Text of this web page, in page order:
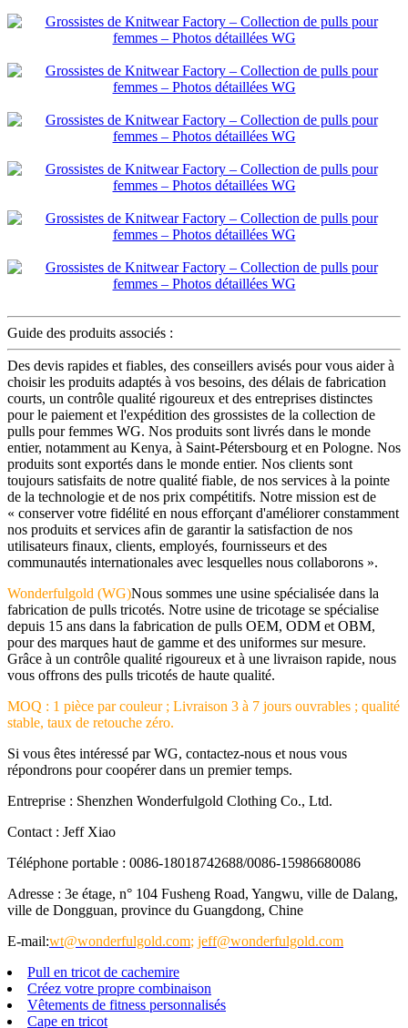
Guide des produits associés :
Des devis rapides et fiables, des conseillers avisés pour vous aider à
choisir les produits adaptés à vos besoins, des délais de fabrication
courts, un contrôle qualité rigoureux et des entreprises distinctes
pour le paiement et l'expédition des grossistes de la collection de
pulls pour femmes WG. Nos produits sont livrés dans le monde
entier, notamment au Kenya, à Saint-Pétersbourg et en Pologne. Nos
produits sont exportés dans le monde entier. Nos clients sont
toujours satisfaits de notre qualité fiable, de nos services à la pointe
de la technologie et de nos prix compétitifs. Notre mission est de
« conserver votre fidélité en nous efforçant d'améliorer constamment
nos produits et services afin de garantir la satisfaction de nos
utilisateurs finaux, clients, employés, fournisseurs et des
communautés internationales avec lesquelles nous collaborons ».
Wonderfulgold (WG)Nous sommes une usine spécialisée dans la
fabrication de pulls tricotés. Notre usine de tricotage se spécialise
depuis 15 ans dans la fabrication de pulls OEM, ODM et OBM,
pour des marques haut de gamme et des uniformes sur mesure.
Grâce à un contrôle qualité rigoureux et à une livraison rapide, nous
vous offrons des pulls tricotés de haute qualité.
MOQ : 1 pièce par couleur ; Livraison 3 à 7 jours ouvrables ; qualité
stable, taux de retouche zéro.
Si vous êtes intéressé par WG, contactez-nous et nous vous
répondrons pour coopérer dans un premier temps.
Entreprise : Shenzhen Wonderfulgold Clothing Co., Ltd.
Contact : Jeff Xiao
Téléphone portable : 0086-18018742688/0086-15986680086
Adresse : 3e étage, n° 104 Fusheng Road, Yangwu, ville de Dalang,
ville de Dongguan, province du Guangdong, Chine
E-mail:wt@wonderfulgold.com; jeff@wonderfulgold.com
Pull en tricot de cachemire
Créez votre propre combinaison
Vêtements de fitness personnalisés
Cape en tricot